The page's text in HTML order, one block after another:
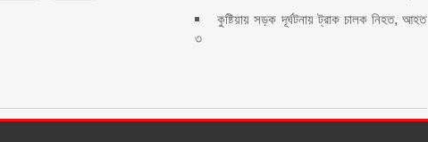
কুষ্টিয়ায় সড়ক দূর্ঘটনায় ট্রাক চালক নিহত, আহত
৩